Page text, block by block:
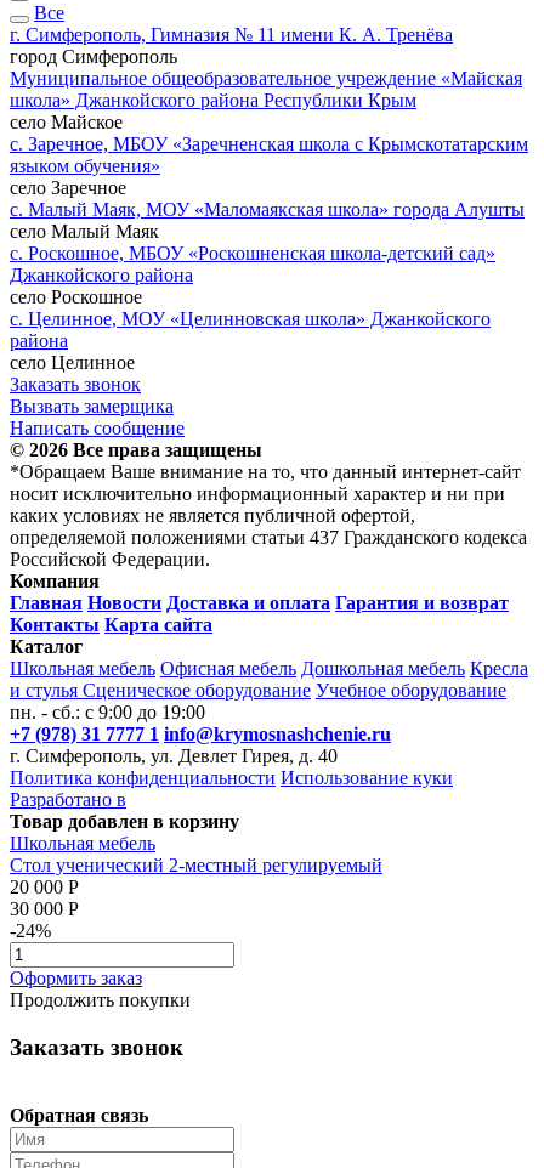
Все
г. Симферополь, Гимназия № 11 имени К. А. Тренёва
город Симферополь
Муниципальное общеобразовательное учреждение «Майская
школа» Джанкойского района Республики Крым
село Майское
с. Заречное, МБОУ «Заречненская школа с Крымскотатарским
языком обучения»
село Заречное
с. Малый Маяк, МОУ «Маломаякская школа» города Алушты
село Малый Маяк
с. Роскошное, МБОУ «Роскошненская школа-детский сад»
Джанкойского района
село Роскошное
с. Целинное, МОУ «Целинновская школа» Джанкойского
района
село Целинное
Заказать звонок
Вызвать замерщика
Написать сообщение
© 2026 Все права защищены
*Обращаем Ваше внимание на то, что данный интернет-сайт
носит исключительно информационный характер и ни при
каких условиях не является публичной офертой,
определяемой положениями статьи 437 Гражданского кодекса
Российской Федерации.
Компания
Главная Новости Доставка и оплата Гарантия и возврат
Контакты Карта сайта
Каталог
Школьная мебель Офисная мебель Дошкольная мебель Кресла
и стулья Сценическое оборудование Учебное оборудование
пн. - сб.: с 9:00 до 19:00
+7 (978) 31 7777 1 info@krymosnashchenie.ru
г. Симферополь, ул. Девлет Гирея, д. 40
Политика конфиденциальности Использование куки
Разработано в
Товар добавлен в корзину
Школьная мебель
Стол ученический 2-местный регулируемый
20 000 Р
30 000 Р
-24%
Оформить заказ
Продолжить покупки
Заказать звонок
Обратная связь